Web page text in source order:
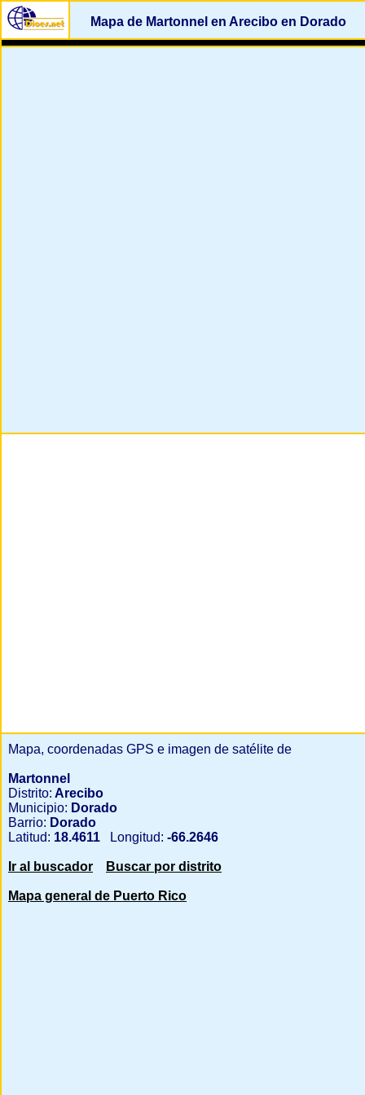
Mapa de Martonnel en Arecibo en Dorado
Mapa, coordenadas GPS e imagen de satélite de
Martonnel
Distrito: Arecibo
Municipio: Dorado
Barrio: Dorado
Latitud: 18.4611 Longitud: -66.2646
Ir al buscador Buscar por distrito
Mapa general de Puerto Rico